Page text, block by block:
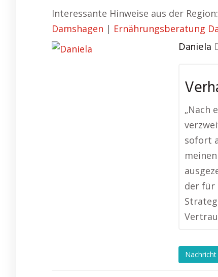
Interessante Hinweise aus der Region:
Damshagen | Ernährungsberatung
Daniela
„Nach
sofort
der für